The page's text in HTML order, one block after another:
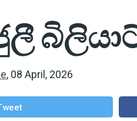
, 08 April, 2026